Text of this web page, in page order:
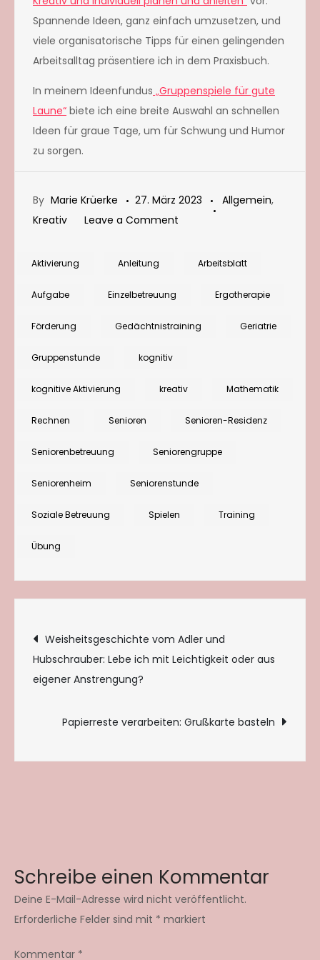
Spannende Ideen, ganz einfach umzusetzen, und
viele organisatorische Tipps für einen gelingenden
Arbeitsalltag präsentiere ich in dem Praxisbuch.
In meinem Ideenfundus „Gruppenspiele für gute
Laune“ biete ich eine breite Auswahl an schnellen
Ideen für graue Tage, um für Schwung und Humor
zu sorgen.
By Marie Krüerke 27. März 2023 Allgemein,
Kreativ
Leave a Comment
Wege,
Dominosteinen
Aktivierung Anleitung Arbeitsblatt
Aufgabe Einzelbetreuung Ergotherapie
Förderung Gedächtnistraining Geriatrie
Gruppenstunde kognitiv
kognitive Aktivierung kreativ Mathematik
Rechnen Senioren Senioren-Residenz
Seniorenbetreuung Seniorengruppe
Seniorenheim Seniorenstunde
Soziale Betreuung Spielen Training
Übung
Beitragsnavigation
Weisheitsgeschichte vom Adler und
Hubschrauber: Lebe ich mit Leichtigkeit oder aus
eigener Anstrengung?
Papierreste verarbeiten: Grußkarte basteln
Schreibe einen Kommentar
Deine E-Mail-Adresse wird nicht veröffentlicht.
Erforderliche Felder sind mit * markiert
Kommentar *